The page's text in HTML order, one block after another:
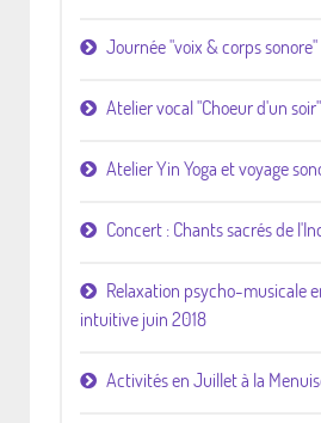
Journée "voix & corps sonore"
Atelier vocal "Choeur d'un
Atelier Yin Yoga et voyage
Concert : Chants sacrés de
Relaxation psycho-musicale
intuitive juin 2018
Activités en Juillet à la